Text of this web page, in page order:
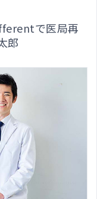
で医局再
郎